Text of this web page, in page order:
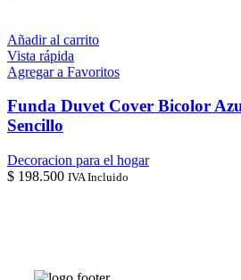
Añadir al carrito
Vista rápida
Agregar a Favoritos
Funda Duvet Cover Bicolor
Sencillo
Decoracion para el hogar
$ 198.500 IVA Incluido